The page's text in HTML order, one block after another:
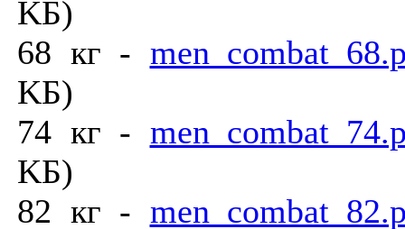
KБ)
68 кг -
KБ)
74 кг -
KБ)
82 кг -